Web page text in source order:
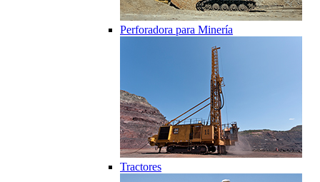
Perforadora para Minería
Tractores